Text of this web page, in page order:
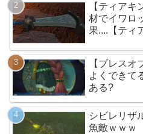
【ティア
材でイワロ
果....【ティ
【ブレス
よくできて
ある?
シビレリザ
魚敵ｗｗｗ